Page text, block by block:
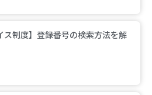
ス制度】登録番号の検索方法を解